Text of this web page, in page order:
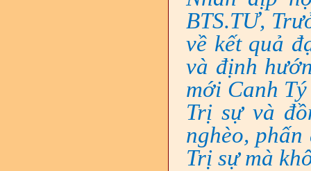
BTS.TƯ,
về kết quả
và định
mới Canh
Trị sự và
nghèo,
Trị sự mà